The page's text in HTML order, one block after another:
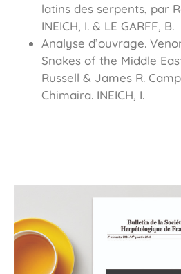
latins des serpents, par
INEICH, I. & LE GARFF, B.
Analyse d’ouvrage.
Snakes of the Middle
Russell & James R.
Chimaira. INEICH, I.